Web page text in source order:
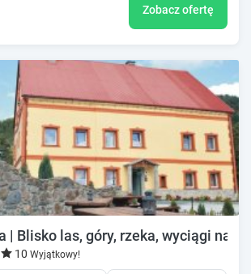
Zobacz ofertę
| Blisko las, góry, rzeka, wyciągi
10 Wyjątkowy!